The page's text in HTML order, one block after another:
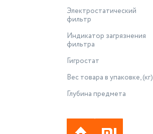
Электростатический
фильтр
Индикатор загрязнения
фильтра
Гигростат
Вес товара в упаковке, (кг)
Глубина предмета